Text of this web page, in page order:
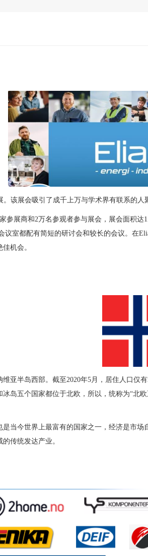
该展会吸引了成千上万与学术界有联系的
家参展商和2万名参观者参与展会，展会面积达
议室都配有简短的研讨会和较长的会议。在
机会。
维亚半岛西部。截至2020年5月，居住人口仅
岛五个国家都位于北欧，所以，统称为“北欧
当今世界上最富有的国家之一，经济是市
传统发达产业。